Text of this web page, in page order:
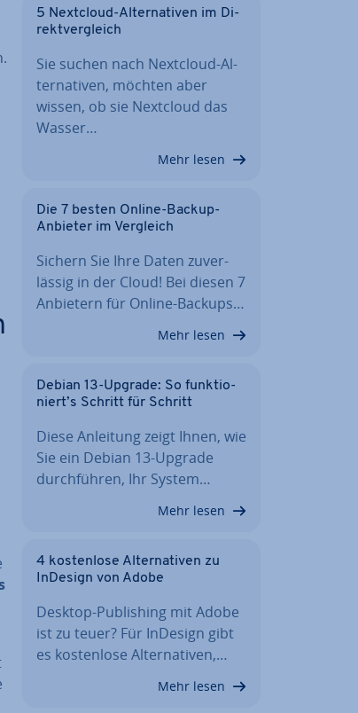
5 Nextcloud-Al­ter­na­ti­ven im Di­
rekt­ver­gleich
Sie suchen nach Nextcloud-Al­
ter­na­ti­ven, möchten aber
wissen, ob sie Nextcloud das
Wasser…
Mehr lesen
Die 7 besten Online-Backup-
Anbieter im Vergleich
Sichern Sie Ihre Daten zu­ver­
läs­sig in der Cloud! Bei diesen 7
Anbietern für Online-Backups…
Mehr lesen
Debian 13-Upgrade: So funk­tio­
niert’s Schritt für Schritt
Diese Anleitung zeigt Ihnen, wie
Sie ein Debian 13-Upgrade
durch­füh­ren, Ihr System…
Mehr lesen
4 kos­ten­lo­se Al­ter­na­ti­ven zu
InDesign von Adobe
Desktop-Pu­bli­shing mit Adobe
ist zu teuer? Für InDesign gibt
es kos­ten­lo­se Al­ter­na­ti­ven,…
Mehr lesen